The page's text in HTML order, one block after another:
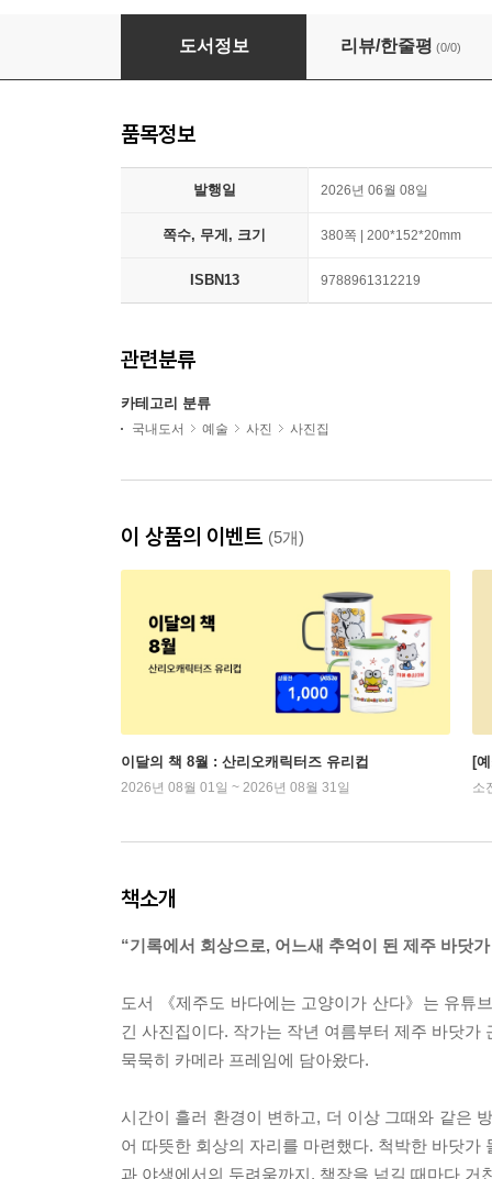
제주도 바다에는 고양이가 산다
도서정보 리뷰/한줄평 (0/0)
품목정보
발행일 2026년 06월 08일
쪽수, 무게, 크기 380쪽 | 200*152*20mm
ISBN13 9788961312219
관련분류
카테고리 분류
국내도서 예술 사진 사진집
이 상품의 이벤트 (5개)
이달의 책 8월 : 산리오캐릭터즈 유리컵
2026년 08월 01일 ~ 2026년 08월 31일
[
소
책소개
“기록에서 회상으로, 어느새 추억이 된 제주 바닷
도서 《제주도 바다에는 고양이가 산다》는 유튜
긴 사진집이다. 작가는 작년 여름부터 제주 바닷
묵묵히 카메라 프레임에 담아왔다.
시간이 흘러 환경이 변하고, 더 이상 그때와 같은
어 따뜻한 회상의 자리를 마련했다. 척박한 바닷
과 야생에서의 두려움까지. 책장을 넘길 때마다